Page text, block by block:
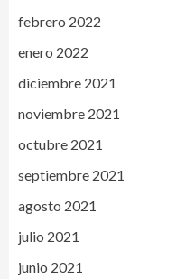
febrero 2022
enero 2022
diciembre 2021
noviembre 2021
octubre 2021
septiembre 2021
agosto 2021
julio 2021
junio 2021